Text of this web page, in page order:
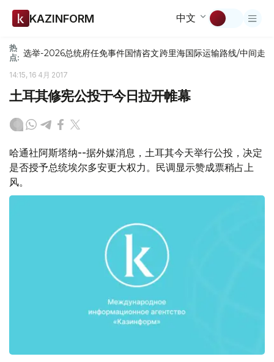
KAZINFORM 中文
热
点: 选举-2026总统府任免事件国情咨文跨里海国际运输路线/中间走廊
14:15, 16 4月 2017
土耳其修宪公投于今日拉开帷幕
哈通社阿斯塔纳--据外媒消息，土耳其今天举行公投，决定
是否授予总统埃尔多安更大权力。民调显示赞成票稍占上
风。